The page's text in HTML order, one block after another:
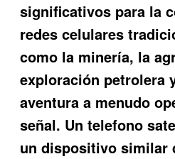
significativos para la
redes celulares
como la minería, la
exploración petrolera
aventura a menudo
señal. Un telefono
un dispositivo similar